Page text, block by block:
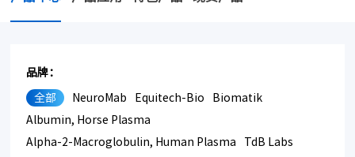
品牌：
全部 NeuroMab Equitech-Bio
Biomatik
Albumin, Horse Plasma
Alpha-2-Macroglobulin, Human Plasma
TdB Labs